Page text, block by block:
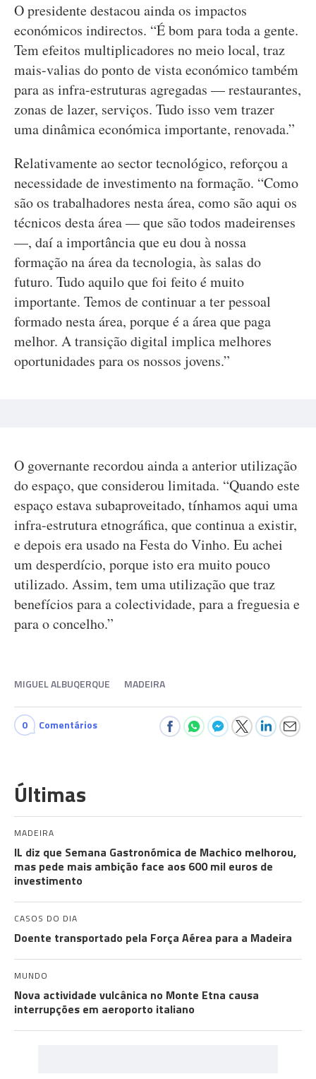
O presidente destacou ainda os impactos
económicos indirectos. “É bom para toda a gente.
Tem efeitos multiplicadores no meio local, traz
mais-valias do ponto de vista económico também
para as infra-estruturas agregadas — restaurantes,
zonas de lazer, serviços. Tudo isso vem trazer
uma dinâmica económica importante, renovada.”
Relativamente ao sector tecnológico, reforçou a
necessidade de investimento na formação. “Como
são os trabalhadores nesta área, como são aqui os
técnicos desta área — que são todos madeirenses
—, daí a importância que eu dou à nossa
formação na área da tecnologia, às salas do
futuro. Tudo aquilo que foi feito é muito
importante. Temos de continuar a ter pessoal
formado nesta área, porque é a área que paga
melhor. A transição digital implica melhores
oportunidades para os nossos jovens.”
O governante recordou ainda a anterior utilização
do espaço, que considerou limitada. “Quando este
espaço estava subaproveitado, tínhamos aqui uma
infra-estrutura etnográfica, que continua a existir,
e depois era usado na Festa do Vinho. Eu achei
um desperdício, porque isto era muito pouco
utilizado. Assim, tem uma utilização que traz
benefícios para a colectividade, para a freguesia e
para o concelho.”
MIGUEL ALBUQERQUE MADEIRA
0 Comentários
Últimas
MADEIRA
IL diz que Semana Gastronómica de Machico melhorou,
mas pede mais ambição face aos 600 mil euros de
investimento
CASOS DO DIA
Doente transportado pela Força Aérea para a Madeira
MUNDO
Nova actividade vulcânica no Monte Etna causa
interrupções em aeroporto italiano